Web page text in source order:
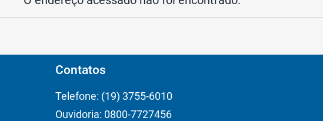
Contatos
Telefone: (19) 3755-6010
Ouvidoria: 0800-7727456